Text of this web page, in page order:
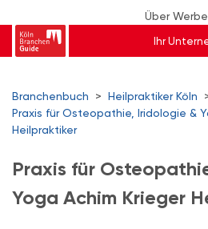
Über
Ihr
Branchenbuch > Heilpraktiker Köln
Praxis für Osteopathie, Iridologie &
Heilpraktiker
Praxis für
Yoga Achim Krieger